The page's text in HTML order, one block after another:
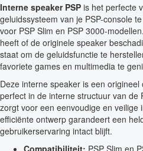
Interne speaker PSP is het perfecte
geluidssysteem van je PSP-console
voor PSP Slim en PSP 3000-
heeft of de originele speaker
staat om de geluidsfunctie te
favoriete games en multimedia te
Deze interne speaker is een
perfect in de interne structuur van de
zorgt voor een eenvoudige en veilige
efficiënte ontwerp garandeert een
gebruikerservaring intact blijft.
Compatibiliteit: PSP Slim en